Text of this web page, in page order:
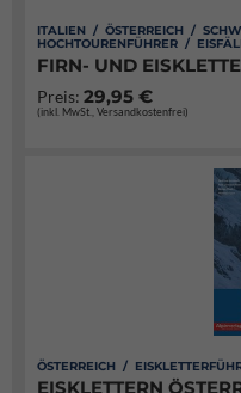
ITALIEN / ÖSTERREICH /
HOCHTOURENFÜHRER /
FIRN- UND
Preis: 29,95 €
(inkl. MwSt., Versandkostenfrei)
ÖSTERREICH /
EISKLETTERN